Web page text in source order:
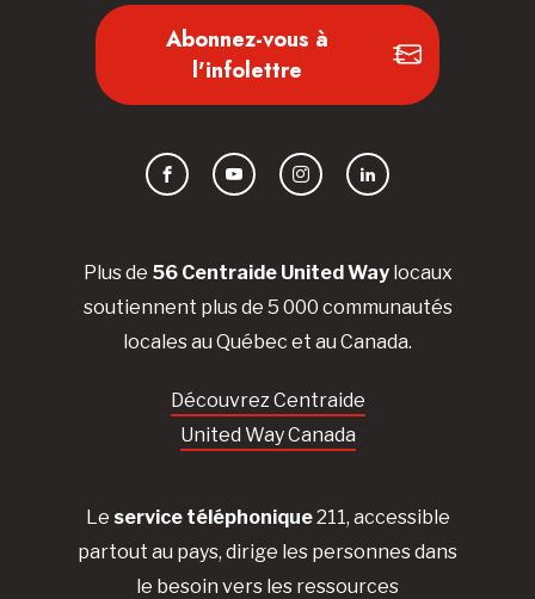
Plus de 56 Centraide United Waylocaux
soutiennent plus de 5 000 communautés
locales au Québec et au Canada.
Découvrez Centraide
United Way Canada
Le service téléphonique211, accessible
partout au pays, dirige les personnes dans
le besoin vers les ressources
Abonnez-vous à
l'infolettre
FacebookYouTubeInstagramLinkedIn